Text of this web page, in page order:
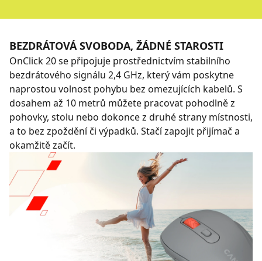
BEZDRÁTOVÁ SVOBODA, ŽÁDNÉ STAROSTI
OnClick 20 se připojuje prostřednictvím stabilního
bezdrátového signálu 2,4 GHz, který vám poskytne
naprostou volnost pohybu bez omezujících kabelů. S
dosahem až 10 metrů můžete pracovat pohodlně z
pohovky, stolu nebo dokonce z druhé strany místnosti,
a to bez zpoždění či výpadků. Stačí zapojit přijímač a
okamžitě začít.